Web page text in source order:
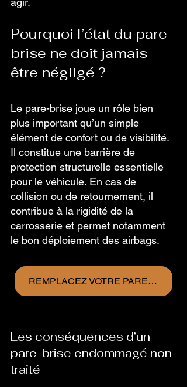
Pourquoi l’état du pare-
brise ne doit jamais
être négligé ?
Le pare-brise joue un rôle bien
plus important qu’un simple
élément de confort ou de visibilité.
Il constitue une barrière de
protection structurelle essentielle
pour le véhicule. En cas de
collision ou de retournement, il
contribue à la rigidité de la
carrosserie et permet notamment
le bon déploiement des airbags.
REMPLACEZ VOTRE PARE-BRISE ET RECEVEZ UN CADEAU DÈS MAINTENANT
Les conséquences d’un
pare-brise endommagé non
traité